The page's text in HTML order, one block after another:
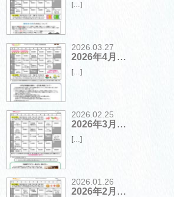
[…]
2026.03.27
2026年4月…
[…]
2026.02.25
2026年3月…
[…]
2026.01.26
2026年2月…